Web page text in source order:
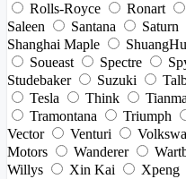
Rolls-Royce
Ronart
Saleen
Santana Saturn
Shanghai Maple
Soueast
Spectre
Studebaker
Suzuki
Tesla
Think Tianma
Tramontana
Triumph
Vector
Venturi
Motors
Wanderer
Willys
Xin Kai Xpeng